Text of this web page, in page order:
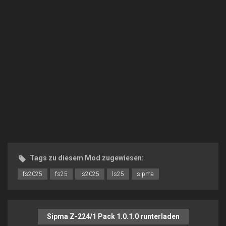
Tags zu diesem Mod zugewiesen:
fs2025 fs25 ls2025 ls25 sipma
Sipma Z-224/1 Pack 1.0.1.0 runterladen